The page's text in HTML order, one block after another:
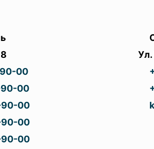
00
00
90-00
90-00
90-00
Ул.